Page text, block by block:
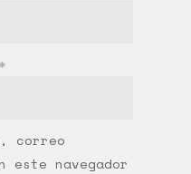
*
correo
este navegador